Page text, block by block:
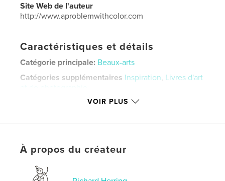
Site Web de l'auteur
http://www.aproblemwithcolor.com
Caractéristiques et détails
Catégorie principale: Beaux-arts
Catégories supplémentaires Inspiration, Livres d'art
et de photographie
Portrait standard, 20×25 cm
Langue
Mots-clés
humor
VOIR PLUS
À propos du créateur